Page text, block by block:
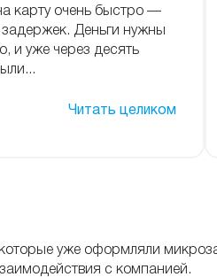
карту очень быстро —
Деньги нужны
и уже через десять
Читать целиком
уже оформляли
с компанией.